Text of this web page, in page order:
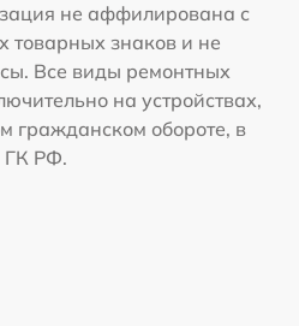
не аффилирована с
товарных знаков и не
Все виды ремонтных
на устройствах,
гражданском обороте, в
ГК РФ.